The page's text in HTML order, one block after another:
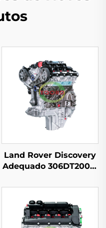
Land Rover Discovery
Adequado 306DT2005-
Cilindros Conjunto de
Motor Modelo Antigo